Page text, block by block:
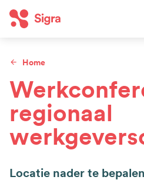
Overslaan
gaan
Hoofdnavigatie
Wat we doen
Regio's
Nieuws
Kruimelpad
Home
regionaal
Locatie nader te